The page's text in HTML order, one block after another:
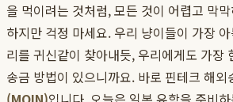
을 먹이려는 것처럼, 모든 것이 어렵고 막
하지만 걱정 마세요. 우리 냥이들이 가장
리를 귀신같이 찾아내듯, 우리에게도 가장
송금 방법이 있으니까요. 바로 핀테크 해외